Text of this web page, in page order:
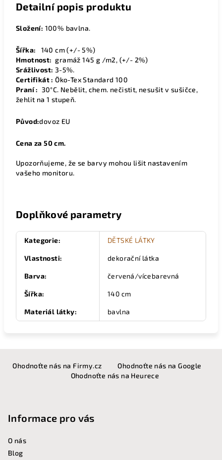
Detailní popis produktu
Složení: 100% bavlna.
Šířka: 140 cm (+/- 5%)
Hmotnost: gramáž 145 g /m2, (+/- 2%)
Srážlivost: 3-5%.
Certifikát : Öko-Tex Standard 100
Praní : 30°C. Nebělit, chem. nečistit, nesušit v sušičce,
žehlit na 1 stupeň.
Původ:dovoz EU
Cena za 50 cm.
Upozorňujeme, že se barvy mohou lišit nastavením
vašeho monitoru.
Doplňkové parametry
Kategorie: DĚTSKÉ LÁTKY
Vlastnosti: dekorační látka
Barva: červená/vícebarevná
Šířka: 140 cm
Materiál látky: bavlna
Ohodnoťte nás na Firmy.cz
Ohodnoťte nás na Google
Ohodnoťte nás na Heurece
Informace pro vás
O nás
Blog